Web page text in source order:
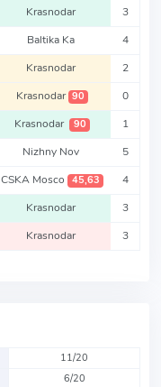
Krasnodar 3
Baltika Ka 4
Krasnodar 2
Krasnodar 90 0
Krasnodar 90 1
Nizhny Nov 5
CSKA Mosco 45,63 4
Krasnodar 3
Krasnodar 3
11/20
6/20